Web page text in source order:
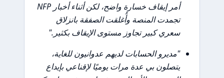
أمر إيقاف خسارة واضح، لكن أثناء أخبار NFP
تجمدت المنصة وأُغلقت الصفقة بانزلاق
سعري كبير تجاوز مستوى الإيقاف بكثير."
"مديرو الحسابات لديهم عدوانيون للغاية،
يتصلون بي عدة مرات يوميًا لإقناعي بإيداع